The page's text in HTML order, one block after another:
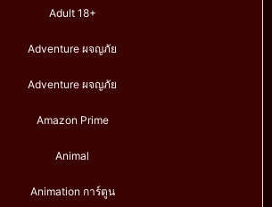
Adult 18+
Adventure ผจญภัย
Adventure ผจญภัย
Amazon Prime
Animal
Animation การ์ตูน